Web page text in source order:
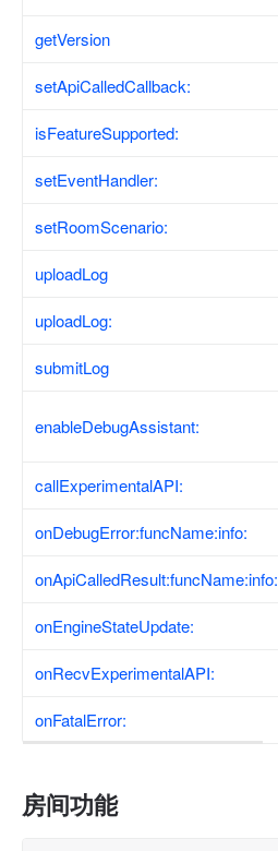
getVersion
setApiCalledCallback:
isFeatureSupported:
setEventHandler:
setRoomScenario:
uploadLog
uploadLog:
submitLog
enableDebugAssistant:
callExperimentalAPI:
onDebugError:funcName:info:
onApiCalledResult:funcName:info:
onEngineStateUpdate:
onRecvExperimentalAPI:
onFatalError:
房间功能